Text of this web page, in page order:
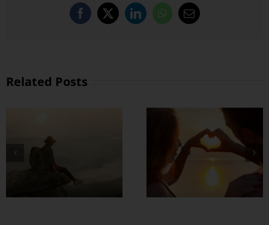
Facebook
X LinkedInWhatsApp
Email
Related Posts
အချစ်တွေ ပိုတိုးလာ